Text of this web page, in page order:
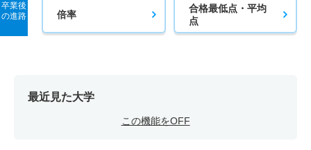
卒業後
の進路
倍率
合格最低点・平均
点
最近見た大学
この機能をOFF